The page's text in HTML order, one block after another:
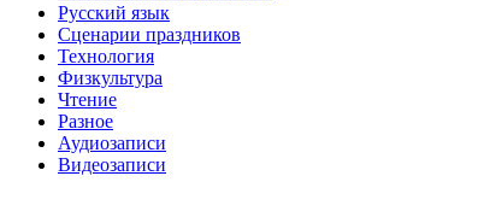
Русский язык
Сценарии праздников
Технология
Физкультура
Чтение
Разное
Аудиозаписи
Видеозаписи